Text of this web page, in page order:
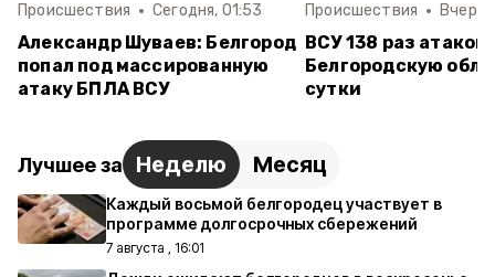
Происшествия Сегодня, 01:53
Александр Шуваев: Белгород
попал под массированную
атаку БПЛА ВСУ
Происшествия Вчера,
ВСУ 138 раз
Белгородскую
сутки
Лучшее за Неделю Месяц
Каждый восьмой белгородец участвует в
программе долгосрочных сбережений
7 августа , 16:01